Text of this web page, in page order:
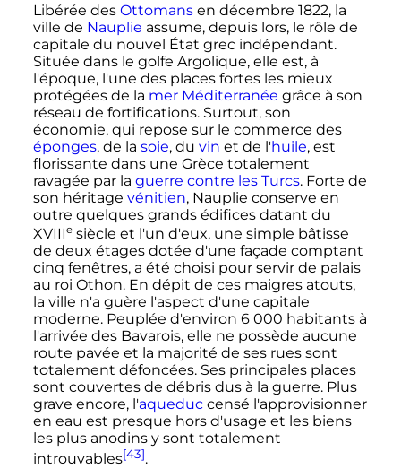
Libérée des Ottomansen décembre 1822, la
ville de Nauplie assume, depuis lors, le rôle de
capitale du nouvel État grec indépendant.
Située dans le golfe Argolique, elle est, à
l'époque, l'une des places fortes les mieux
protégées de la mer Méditerranée grâce à son
réseau de fortifications. Surtout, son
économie, qui repose sur le commerce des
éponges, de la soie, du vin et de l'huile, est
florissante dans une Grèce totalement
ravagée par la guerre contre les Turcs. Forte de
son héritage vénitien, Nauplie conserve en
outre quelques grands édifices datant du
XVIIIe siècle et l'un d'eux, une simple bâtisse
de deux étages dotée d'une façade comptant
cinq fenêtres, a été choisi pour servir de palais
au roi Othon. En dépit de ces maigres atouts,
la ville n'a guère l'aspect d'une capitale
moderne. Peuplée d'environ 6 000 habitantsà
l'arrivée des Bavarois, elle ne possède aucune
route pavée et la majorité de ses rues sont
totalement défoncées. Ses principales places
sont couvertes de débris dus à la guerre. Plus
grave encore, l'aqueduccensé l'approvisionner
en eau est presque hors d'usage et les biens
les plus anodins y sont totalement
introuvables[43].